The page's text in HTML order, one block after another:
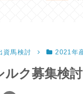
資馬検討 2021年
ルク募集検